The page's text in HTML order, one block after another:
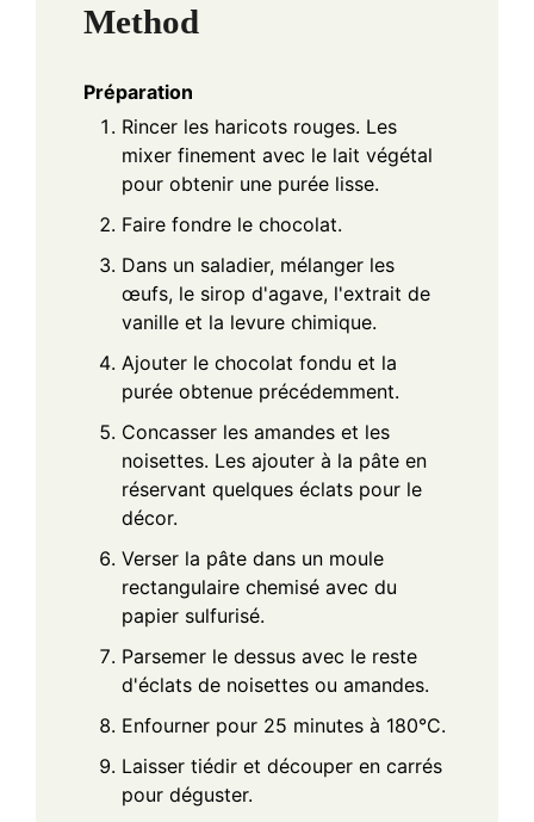
Method
Préparation
Rincer les haricots rouges. Les
mixer finement avec le lait végétal
pour obtenir une purée lisse.
Faire fondre le chocolat.
Dans un saladier, mélanger les
œufs, le sirop d'agave, l'extrait de
vanille et la levure chimique.
Ajouter le chocolat fondu et la
purée obtenue précédemment.
Concasser les amandes et les
noisettes. Les ajouter à la pâte en
réservant quelques éclats pour le
décor.
Verser la pâte dans un moule
rectangulaire chemisé avec du
papier sulfurisé.
Parsemer le dessus avec le reste
d'éclats de noisettes ou amandes.
Enfourner pour 25 minutes à 180°C.
Laisser tiédir et découper en carrés
pour déguster.